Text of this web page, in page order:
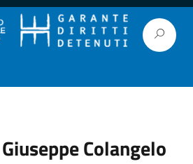
Colangelo